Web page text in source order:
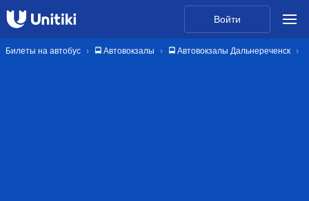
Войти
Билеты на автобус 🚍 Автовокзалы 🚍 Автовокзалы Дальнереченск